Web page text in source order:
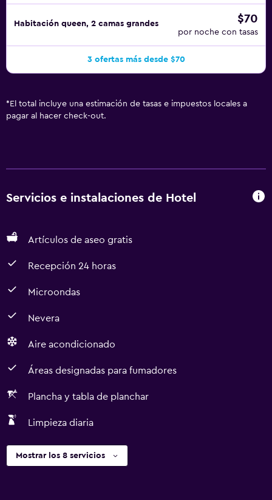
Habitación queen, 2 camas grandes $70
por noche con tasas
3 ofertas más desde $70
* El total incluye una estimación de tasas e impuestos locales a
pagar al hacer check-out.
Servicios e instalaciones de Hotel
Artículos de aseo gratis
Recepción 24 horas
Microondas
Nevera
Aire acondicionado
Áreas designadas para fumadores
Plancha y tabla de planchar
Limpieza diaria
Mostrar los 8 servicios